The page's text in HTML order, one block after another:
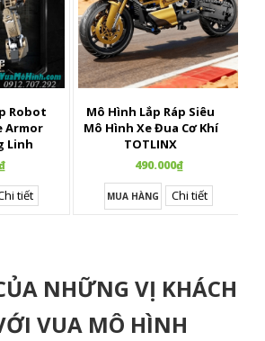
Robot
Armor
Linh
tiết
Mô Hình Lắp Ráp Siêu
Mô Hình Xe Đua Cơ Khí
TOTLINX
490.000₫
MUA HÀNG Chi tiết
NHỮNG VỊ KHÁCH
VUA MÔ HÌNH